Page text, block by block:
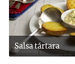
Salsa tártara